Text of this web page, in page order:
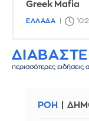
Greek Mafia
ΕΛΛΑΔΑ
περισσότερες ειδήσεις
ΡΟΗ